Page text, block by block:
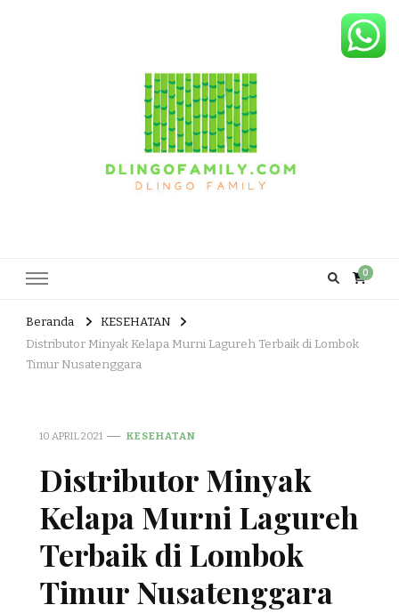
0
Beranda
KESEHATAN
Distributor Minyak Kelapa Murni Lagureh Terbaik di Lombok
Timur Nusatenggara
10 APRIL 2021 KESEHATAN
Distributor Minyak
Kelapa Murni Lagureh
Terbaik di Lombok
Timur Nusatenggara